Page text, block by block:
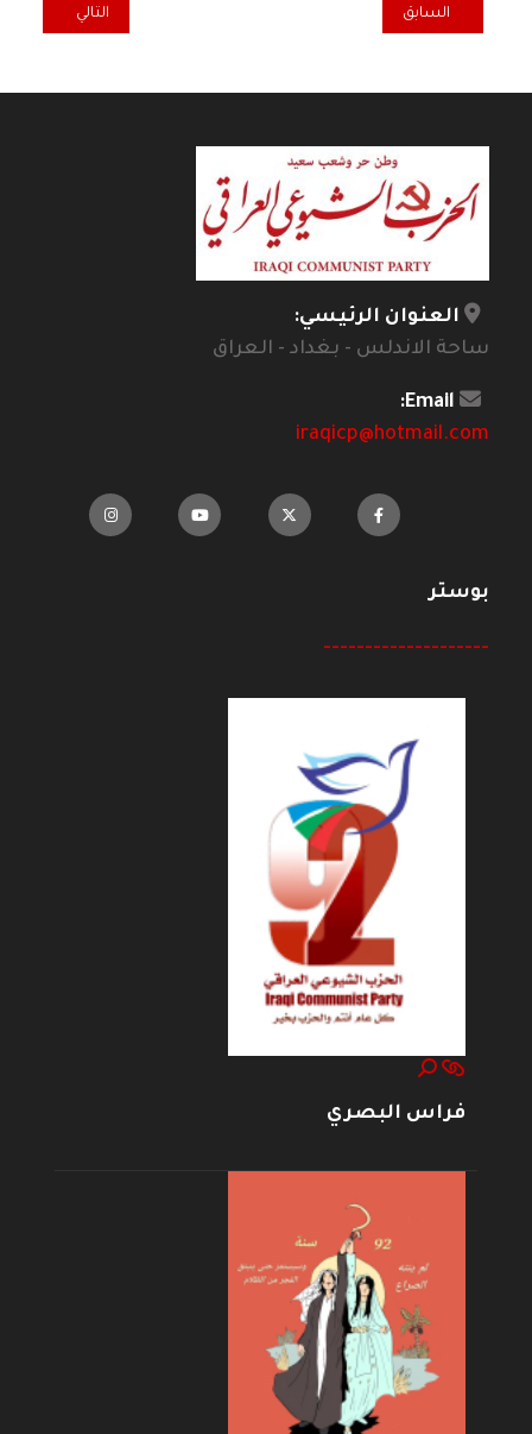
المقال السابق: أحزاب الإسلام السياسي فشل البرامج فشل التجربة ــ1 ـــ *
السابق المقال التالي:
التالي
العنوان الرئيسي:
ساحة الاندلس - بغداد - العراق
Email:
iraqicp@hotmail.com
بوستر
--------------------
فراس البصري